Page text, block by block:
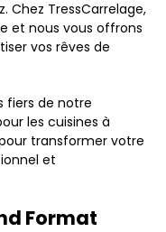
Chez TressCarrelage,
et nous vous offrons
vos rêves de
fiers de notre
les cuisines à
transformer votre
et
Format